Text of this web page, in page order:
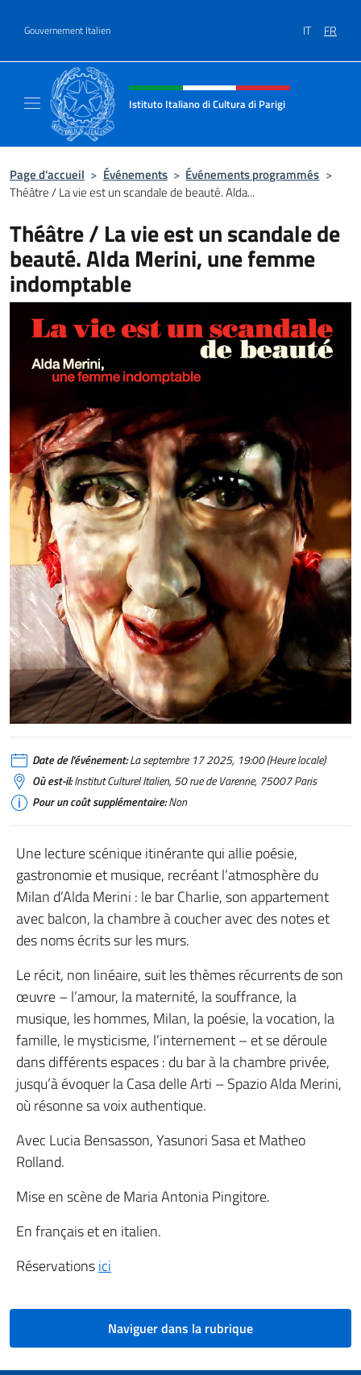
Gouvernement Italien IT FR
Site Web, social et en-tête de
Istituto Italiano di Cultura di Parigi
Page d'accueil > Événements > Événements programmés >
Théâtre / La vie est un scandale de beauté. Alda...
Théâtre / La vie est un scandale de
beauté. Alda Merini, une femme
indomptable
Date de l'événement:La septembre 17 2025, 19:00 (Heure locale)
Où est-il:Institut Culturel Italien, 50 rue de Varenne, 75007 Paris
Pour un coût supplémentaire:Non
Une lecture scénique itinérante qui allie poésie,
gastronomie et musique, recréant l’atmosphère du
Milan d’Alda Merini : le bar Charlie, son appartement
avec balcon, la chambre à coucher avec des notes et
des noms écrits sur les murs.
Le récit, non linéaire, suit les thèmes récurrents de son
œuvre – l’amour, la maternité, la souffrance, la
musique, les hommes, Milan, la poésie, la vocation, la
famille, le mysticisme, l’internement – et se déroule
dans différents espaces : du bar à la chambre privée,
jusqu’à évoquer la Casa delle Arti – Spazio Alda Merini,
où résonne sa voix authentique.
Avec Lucia Bensasson, Yasunori Sasa et Matheo
Rolland.
Mise en scène de Maria Antonia Pingitore.
En français et en italien.
Réservationsici
Naviguer dans la rubrique